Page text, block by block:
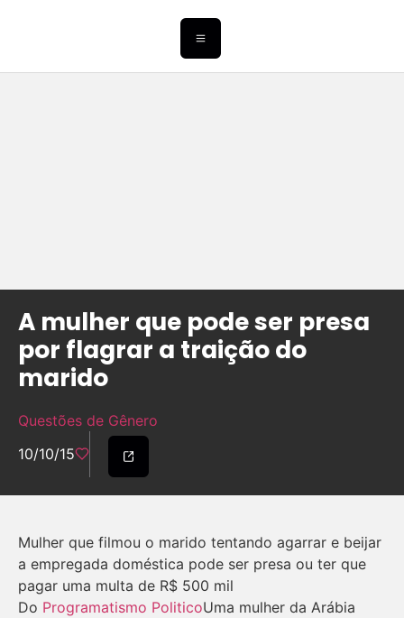
A mulher que pode ser presa
por flagrar a traição do
marido
Questões de Gênero
10/10/15
Mulher que filmou o marido tentando agarrar e beijar
a empregada doméstica pode ser presa ou ter que
pagar uma multa de R$ 500 mil
Do Programatismo PoliticoUma mulher da Arábia